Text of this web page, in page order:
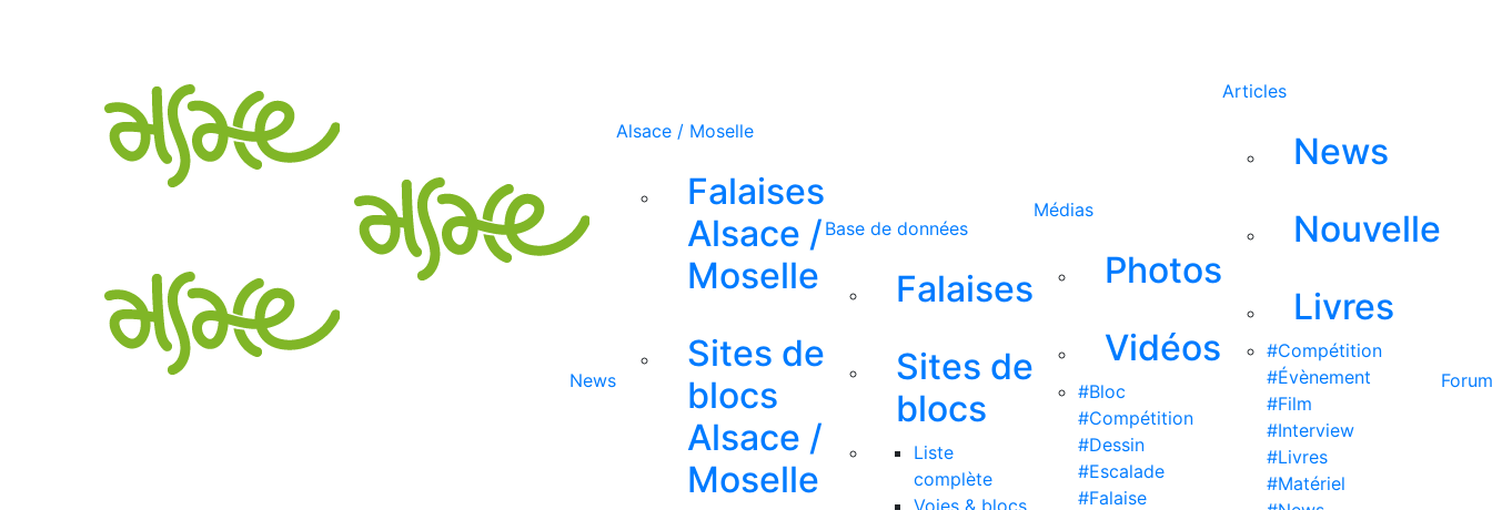
News
Alsace / Moselle
Falaises
Alsace /
Moselle
Sites de
blocs
Alsace /
Moselle
Base de données
Falaises
Sites de
blocs
Liste
complète
Voies & blocs
Médias
Photos
Vidéos
#Bloc
#Compétition
#Dessin
#Escalade
#Falaise
Articles
News
Nouvelle
Livres
#Compétition
#Évènement
#Film
#Interview
#Livres
#Matériel
Forum